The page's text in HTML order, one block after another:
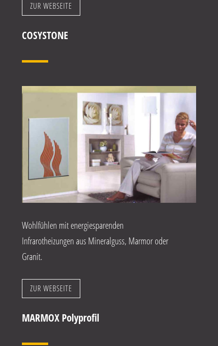
ZUR WEBSEITE
COSYSTONE
Wohlfühlen mit energiesparenden
Infrarotheizungen aus Mineralguss, Marmor oder
Granit.
ZUR WEBSEITE
MARMOX Polyprofil